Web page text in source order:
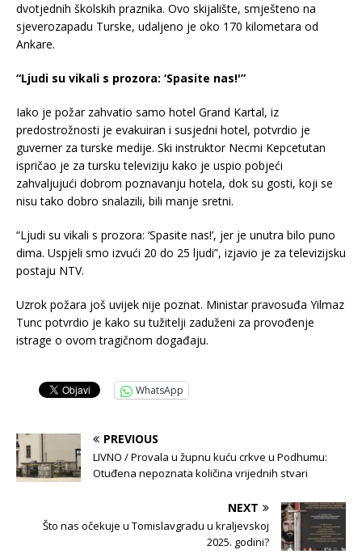
dvotjednih školskih praznika. Ovo skijalište, smješteno na
sjeverozapadu Turske, udaljeno je oko 170 kilometara od
Ankare.
“Ljudi su vikali s prozora: ‘Spasite nas!'”
Iako je požar zahvatio samo hotel Grand Kartal, iz
predostrožnosti je evakuiran i susjedni hotel, potvrdio je
guverner za turske medije. Ski instruktor Necmi Kepcetutan
ispričao je za tursku televiziju kako je uspio pobjeći
zahvaljujući dobrom poznavanju hotela, dok su gosti, koji se
nisu tako dobro snalazili, bili manje sretni.
“Ljudi su vikali s prozora: ‘Spasite nas!’, jer je unutra bilo puno
dima. Uspjeli smo izvući 20 do 25 ljudi”, izjavio je za televizijsku
postaju NTV.
Uzrok požara još uvijek nije poznat. Ministar pravosuđa Yilmaz
Tunc potvrdio je kako su tužitelji zaduženi za provođenje
istrage o ovom tragičnom događaju.
WhatsApp
PREVIOUS
LIVNO / Provala u župnu kuću crkve u Podhumu:
Otuđena nepoznata količina vrijednih stvari
NEXT
Što nas očekuje u Tomislavgradu u kraljevskoj
2025. godini?